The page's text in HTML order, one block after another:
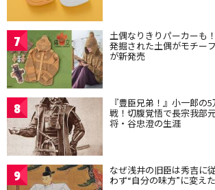
7 土偶なりきりパーカーも
発掘された土偶がモチー
が新発売
8 『豊臣兄弟！』小一郎の
戦！切腹覚悟で長宗我部
将・谷忠澄の生涯
9 なぜ浅井の旧臣は秀吉に
わず“自分の味方”に変え